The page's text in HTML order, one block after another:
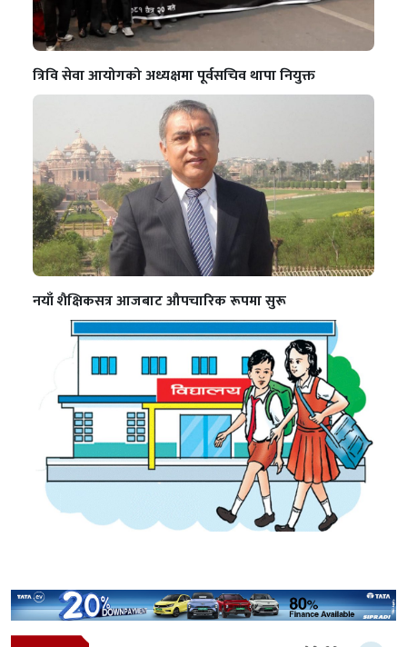
त्रिवि सेवा आयोगको अध्यक्षमा पूर्वसचिव थापा नियुक्त
नयाँ शैक्षिकसत्र आजबाट औपचारिक रूपमा सुरू